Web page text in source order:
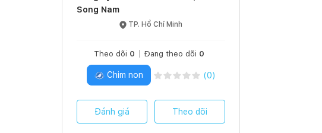
Song Nam
TP. Hồ Chí Minh
Theo dõi 0 Đang theo dõi 0
Chim non (0)
Đánh giá Theo dõi